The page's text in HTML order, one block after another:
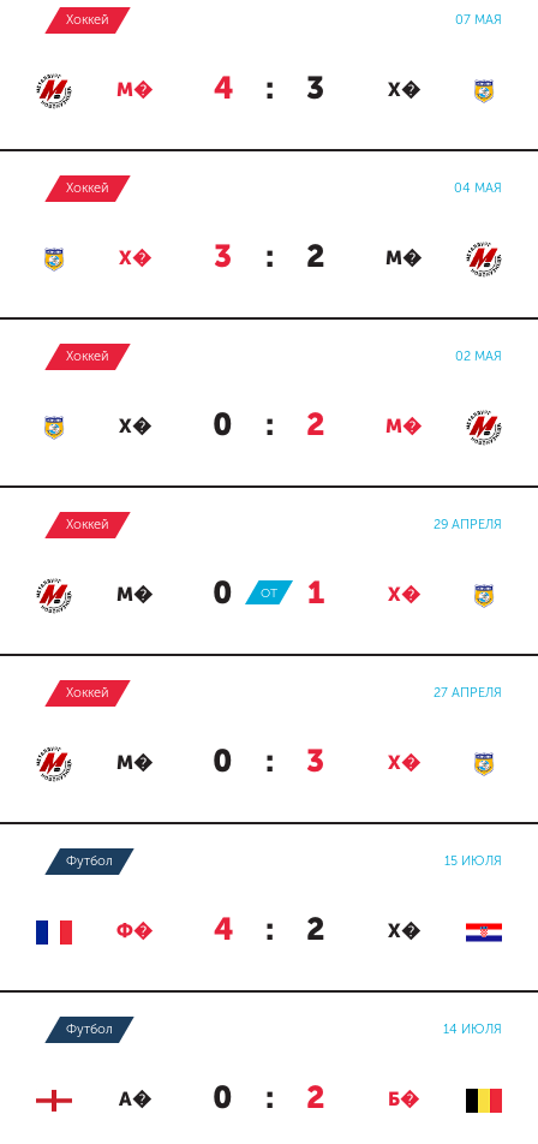
Хоккей 07 МАЯ
М� 4 : 3 Х�
Хоккей 04 МАЯ
Х� 3 : 2 М�
Хоккей 02 МАЯ
Х� 0 : 2 М�
Хоккей 29 АПРЕЛЯ
М� 0 : 1 Х�
ОТ
Хоккей 27 АПРЕЛЯ
М� 0 : 3 Х�
Футбол 15 ИЮЛЯ
Ф� 4 : 2 Х�
Футбол 14 ИЮЛЯ
А� 0 : 2 Б�